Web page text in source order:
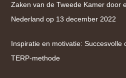
Zaken van de Tweede Kamer door
Nederland op 13 december 2022
Inspiratie en motivatie: Succesvolle
TERP-methode